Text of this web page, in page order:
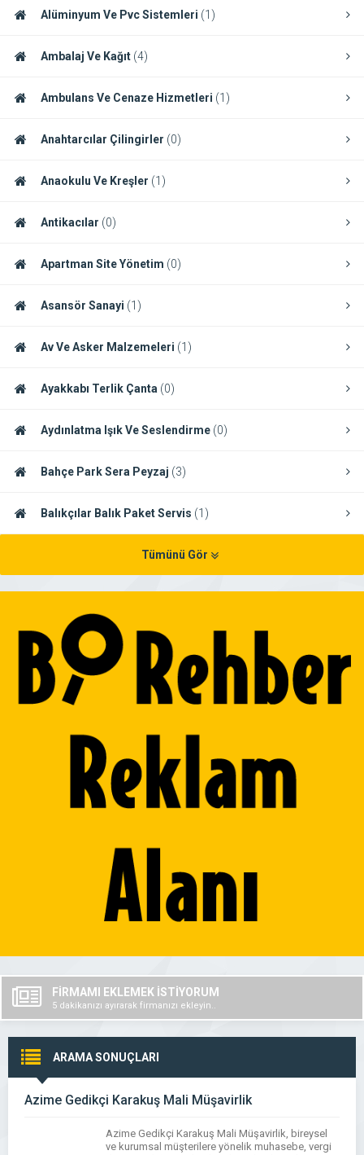
Alüminyum Ve Pvc Sistemleri (1)
Ambalaj Ve Kağıt (4)
Ambulans Ve Cenaze Hizmetleri (1)
Anahtarcılar Çilingirler (0)
Anaokulu Ve Kreşler (1)
Antikacılar (0)
Apartman Site Yönetim (0)
Asansör Sanayi (1)
Av Ve Asker Malzemeleri (1)
Ayakkabı Terlik Çanta (0)
Aydınlatma Işık Ve Seslendirme (0)
Bahçe Park Sera Peyzaj (3)
Balıkçılar Balık Paket Servis (1)
Tümünü Gör
FİRMAMI EKLEMEK İSTİYORUM
5 dakikanızı ayırarak firmanızı ekleyin..
ARAMA SONUÇLARI
Azime Gedikçi Karakuş Mali Müşavirlik
Azime Gedikçi Karakuş Mali Müşavirlik, bireysel
ve kurumsal müşterilere yönelik muhasebe, vergi